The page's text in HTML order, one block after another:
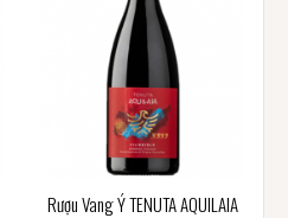
Rượu Vang Ý TENUTA AQUILAIA